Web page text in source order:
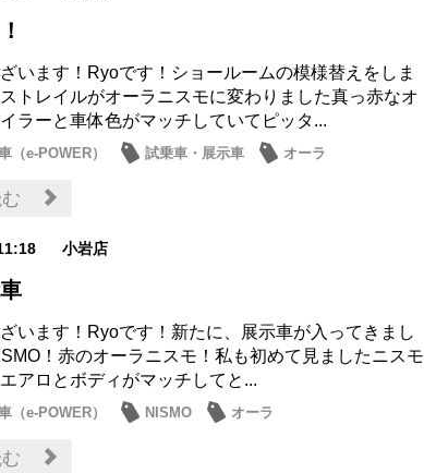
います！Ryoです！ショールームの模様替えをしま
トレイルがオーラニスモに変わりました真っ赤なオ
ラーと車体色がマッチしていてピッタ...
（e-POWER） 試乗車・展示車 オーラ
小岩店
います！Ryoです！新たに、展示車が入ってきまし
！赤のオーラニスモ！私も初めて見ましたニスモ
アロとボディがマッチしてと...
（e-POWER） NISMO オーラ